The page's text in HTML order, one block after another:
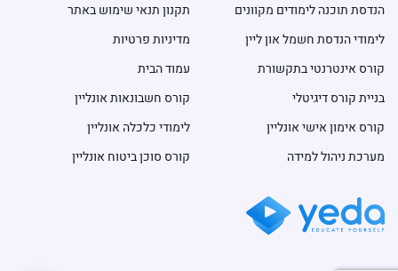
תקנון תנאי שימוש באתר
מדיניות פרטיות
עמוד הבית
הנדסת תוכנה לימודים מקוונים
לימודי הנדסת חשמל און ליין
קורס אינטרנטי בתקשורת
קורס חשבונאות אונליין
לימודי כלכלה אונליין
קורס סוכן ביטוח אונליין
בניית קורס דיגיטלי
קורס אימון אישי אונליין
מערכת ניהול למידה